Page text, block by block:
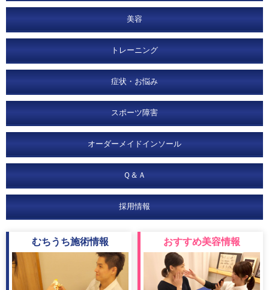
美容
トレーニング
症状・お悩み
スポーツ障害
オーダーメイドインソール
Ｑ＆Ａ
採用情報
むちうち施術情報 おすすめ美容情報